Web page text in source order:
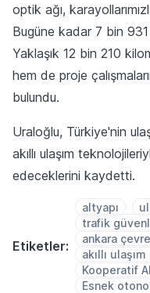
optik ağı,
Bugüne kadar 7 bin
Yaklaşık 12 bin 210
hem de proje
bulundu.
Uraloğlu, Türkiye'nin
akıllı ulaşım
edeceklerini kaydetti.
Etiketler:
altyapı
trafik
ankara
akıllı
Kooperatif
Esnek